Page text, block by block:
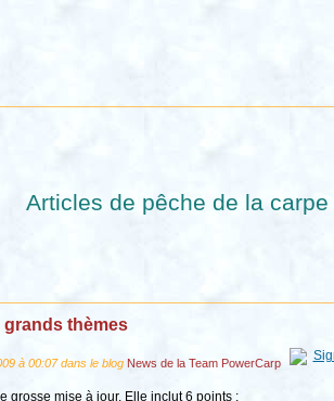
Articles de pêche de la
grands thèmes
à 00:07 dans le blog News de la Team PowerCarp
grosse mise à jour. Elle inclut 6 points :